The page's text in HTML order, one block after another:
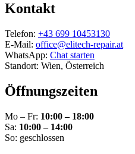
Kontakt
Telefon: +43 699 10453130
E-Mail: office@elitech-repair.at
WhatsApp: Chat starten
Standort: Wien, Österreich
Öffnungszeiten
Mo – Fr: 10:00 – 18:00
Sa: 10:00 – 14:00
So: geschlossen